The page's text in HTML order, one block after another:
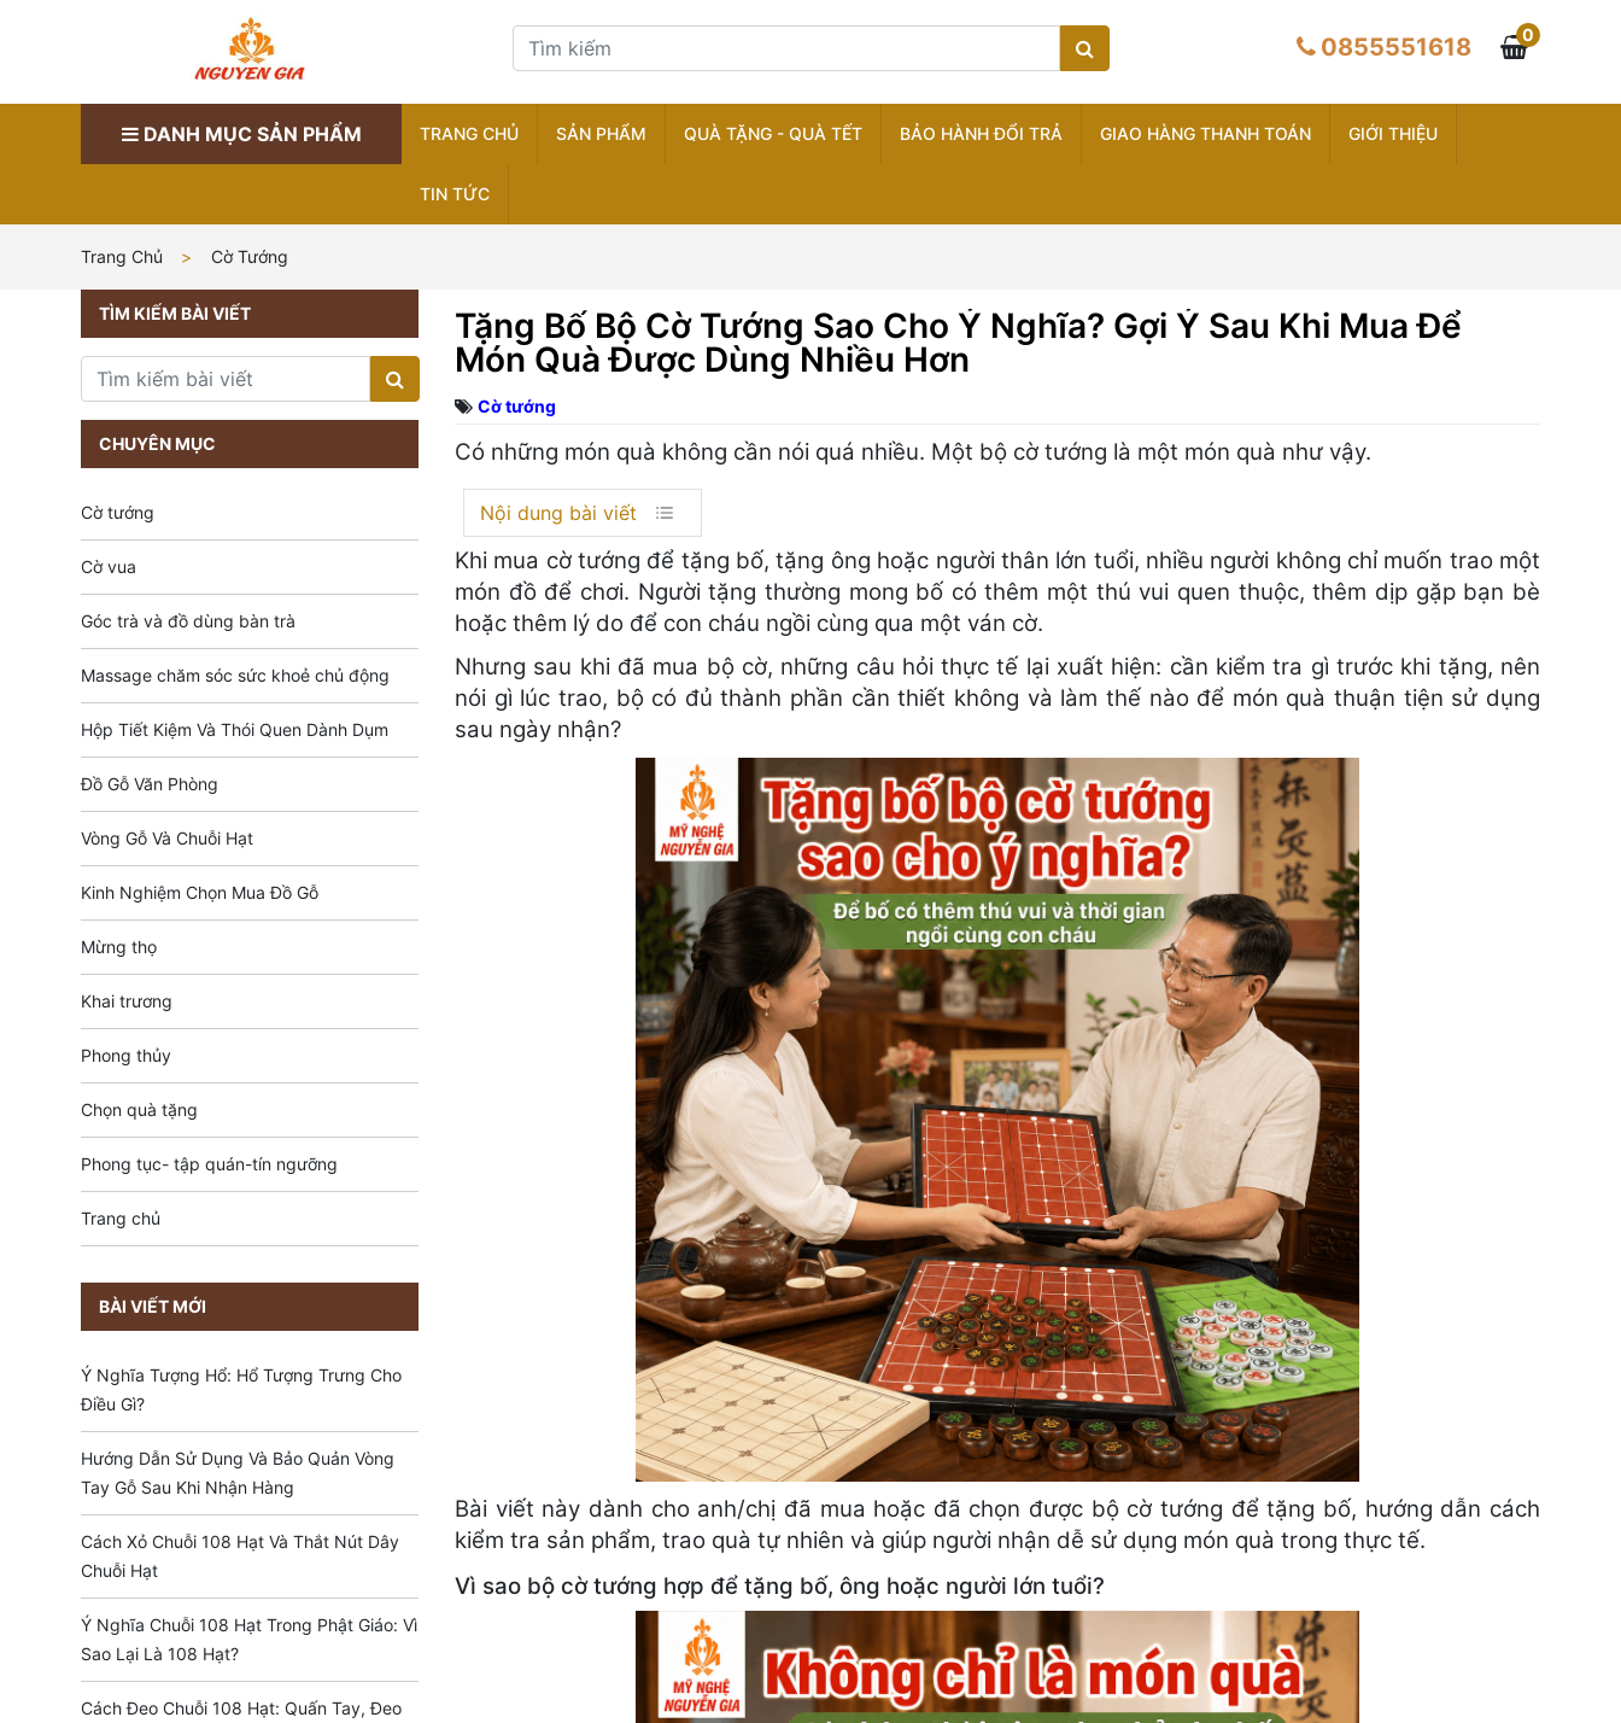
0855551618 0
DANH MỤC SẢN PHẨM TRANG CHỦ SẢN PHẨM QUÀ TẶNG - QUÀ TẾT BẢO HÀNH ĐỔI TRẢ GIAO HÀNG THANH TOÁN GIỚI THIỆU
TIN TỨC
Trang Chủ Cờ Tướng
TÌM KIẾM BÀI VIẾT
CHUYÊN MỤC
Cờ tướng
Cờ vua
Góc trà và đồ dùng bàn trà
Massage chăm sóc sức khoẻ chủ động
Hộp Tiết Kiệm Và Thói Quen Dành Dụm
Đồ Gỗ Văn Phòng
Vòng Gỗ Và Chuỗi Hạt
Kinh Nghiệm Chọn Mua Đồ Gỗ
Mừng thọ
Khai trương
Phong thủy
Chọn quà tặng
Phong tục- tập quán-tín ngưỡng
Trang chủ
BÀI VIẾT MỚI
Ý Nghĩa Tượng Hổ: Hổ Tượng Trưng Cho
Điều Gì?
Hướng Dẫn Sử Dụng Và Bảo Quản Vòng
Tay Gỗ Sau Khi Nhận Hàng
Cách Xỏ Chuỗi 108 Hạt Và Thắt Nút Dây
Chuỗi Hạt
Ý Nghĩa Chuỗi 108 Hạt Trong Phật Giáo: Vì
Sao Lại Là 108 Hạt?
Cách Đeo Chuỗi 108 Hạt: Quấn Tay, Đeo
Tặng Bố Bộ Cờ Tướng Sao Cho Ý Nghĩa? Gợi Ý Sau Khi Mua Để
Món Quà Được Dùng Nhiều Hơn
Cờ tướng
Có những món quà không cần nói quá nhiều. Một bộ cờ tướng là một món quà như vậy.
Nội dung bài viết
Khi mua cờ tướng để tặng bố, tặng ông hoặc người thân lớn tuổi, nhiều người không chỉ muốn trao một
món đồ để chơi. Người tặng thường mong bố có thêm một thú vui quen thuộc, thêm dịp gặp bạn bè
hoặc thêm lý do để con cháu ngồi cùng qua một ván cờ.
Nhưng sau khi đã mua bộ cờ, những câu hỏi thực tế lại xuất hiện: cần kiểm tra gì trước khi tặng, nên
nói gì lúc trao, bộ có đủ thành phần cần thiết không và làm thế nào để món quà thuận tiện sử dụng
sau ngày nhận?
Bài viết này dành cho anh/chị đã mua hoặc đã chọn được bộ cờ tướng để tặng bố, hướng dẫn cách
kiểm tra sản phẩm, trao quà tự nhiên và giúp người nhận dễ sử dụng món quà trong thực tế.
Vì sao bộ cờ tướng hợp để tặng bố, ông hoặc người lớn tuổi?